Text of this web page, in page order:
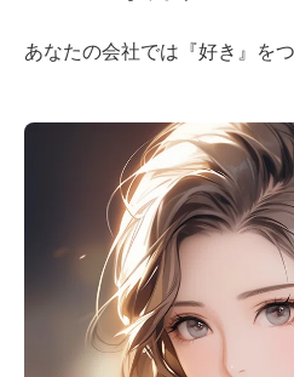
あなたの会社では『好き』を